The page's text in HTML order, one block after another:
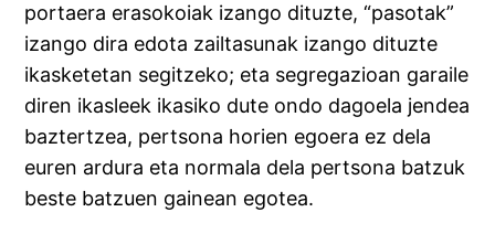
portaera erasokoiak izango dituzte, “pasotak”
izango dira edota zailtasunak izango dituzte
ikasketetan segitzeko; eta segregazioan garaile
diren ikasleek ikasiko dute ondo dagoela jendea
baztertzea, pertsona horien egoera ez dela
euren ardura eta normala dela pertsona batzuk
beste batzuen gainean egotea.